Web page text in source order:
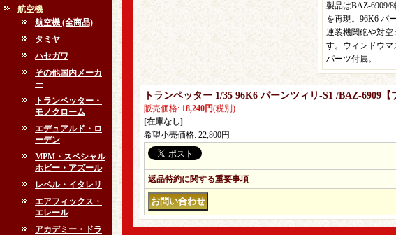
航空機
航空機 (全商品)
タミヤ
ハセガワ
その他国内メーカ
ー
トランペッター・
モノクローム
エデュアルド・ロ
ーデン
MPM・スペシャル
ホビー・アズール
レベル・イタレリ
エアフィックス・
エレール
アカデミー・ドラ
製品はBAZ-6909/
を再現。96K6 パ
連装機関砲や対空
す。ウィンドウ
パーツ付属。
トランペッター 1/35 96K6 パーンツィリ-S1 /BAZ-6909【
販売価格: 18,240円(税別)
[在庫なし]
希望小売価格: 22,800円
返品特約に関する重要事項